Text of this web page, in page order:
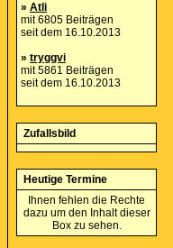
» Atli
mit 6805 Beiträgen
seit dem 16.10.2013
» tryggvi
mit 5861 Beiträgen
seit dem 16.10.2013
Zufallsbild
Heutige Termine
Ihnen fehlen die Rechte
dazu um den Inhalt dieser
Box zu sehen.